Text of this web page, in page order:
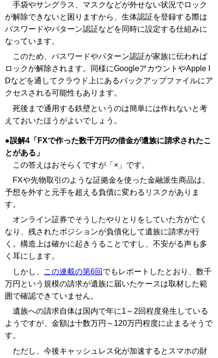
手袋やサングラス、マスクなどが外せない状況でロック
が解除できないと困りますから、生体認証を登録する際は
パスワードやパターン認証などを同時に設定する仕組みに
なっています。
このため、パスワードやパターン認証が家族に伝われば
ロックが解除されます。同様にGoogleアカウントやApple I
Dなどを通してクラウド上にあるバックアップファイルにア
クセスされる可能性もあります。
死後まで通用する鉄壁というのは簡単には作れないと考
えておいたほうがよいでしょう。
誤解4「FXで作った数千万円の借金が遺族に請求されたこ
とがある」
この答えはおそらくですが「×」です。
FXや先物取引のような証拠金を使った金融派生商品は、
予想を外すと元手を超える負債に変わるリスクがありま
す。
オンライン証券でそうしたやりとりをしていた方が亡く
なり、残されたポジションが負債化して遺族に請求が行
く。構造上は確かに起きうることですし、不安がる声も多
く耳にします。
しかし、
この連載の第6回 でもレポートしたとおり、数千
万円という規模の請求が遺族に届いたケースは取材した範
囲で確認できていません。
遺族への請求自体は国内で年に1～2回程度発生している
ようですが、金額は十数万円～120万円程度に止まるそうで
す。
ただし、今後キャッシュレス化が加速するとスマホの財